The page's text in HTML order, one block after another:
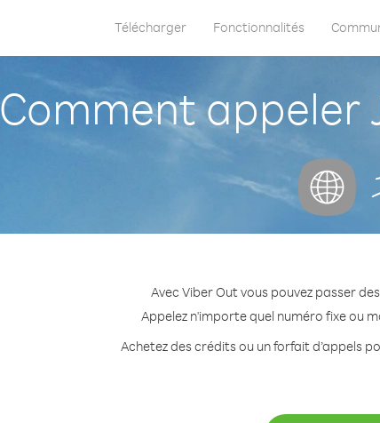
Télécharger Fonctionnalités
Comment appeler
Avec Viber Out vous pouvez passer
Appelez n'importe quel numéro fixe ou
Achetez des crédits ou un forfait d’appels